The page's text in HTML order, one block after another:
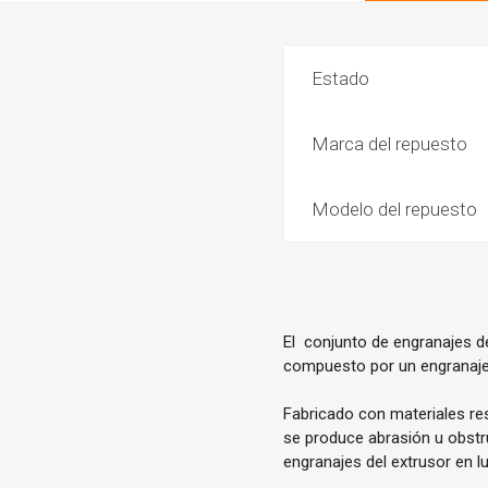
Estado
Marca del repuesto
Modelo del repuesto
El conjunto de engranajes
compuesto por un
Fabricado con materiales
se produce abrasión u
engranajes del extrusor en